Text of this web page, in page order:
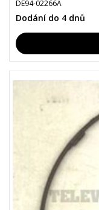
DE94-02266A
Dodání do 4 dnů